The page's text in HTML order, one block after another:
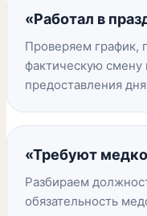
«Работал в
Проверяем график,
фактическую смену
предоставления
«Требуют
Разбираем
обязательность